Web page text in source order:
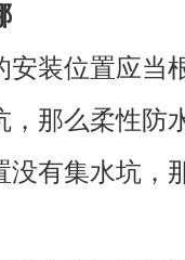
安装位置应当
那么柔性防
没有集水坑，